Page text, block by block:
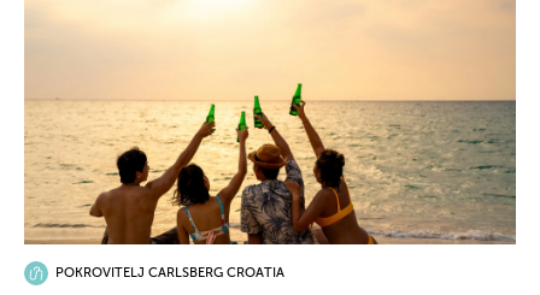
POKROVITELJ CARLSBERG CROATIA